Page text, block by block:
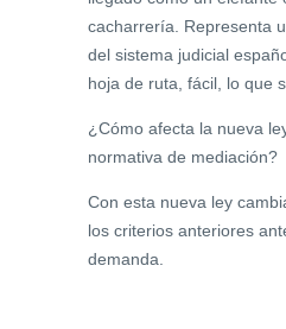
cacharrería. Representa
del sistema judicial
hoja de ruta, fácil, lo que
¿Cómo afecta la nueva
normativa de mediación?
Con esta nueva ley
los criterios anteriores
demanda.